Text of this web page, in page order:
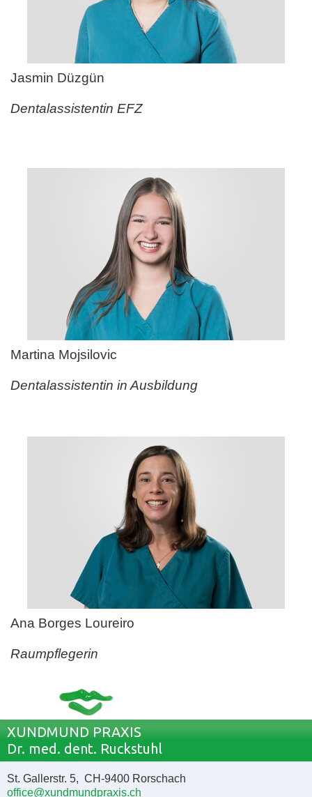
Jasmin Düzgün
Dentalassistentin EFZ
Martina Mojsilovic
Dentalassistentin in Ausbildung
Ana Borges Loureiro
Raumpflegerin
XUNDMUND PRAXIS
Dr. med. dent. Ruckstuhl
St. Gallerstr. 5, CH-9400 Rorschach
office@xundmundpraxis.ch